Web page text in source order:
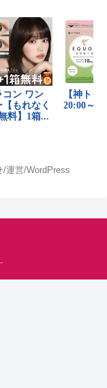
/運営/WordPress